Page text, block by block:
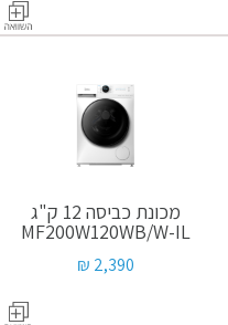
מכונת כביסה 12 ק"ג
MF200W120WB/W-IL
2,390 ₪